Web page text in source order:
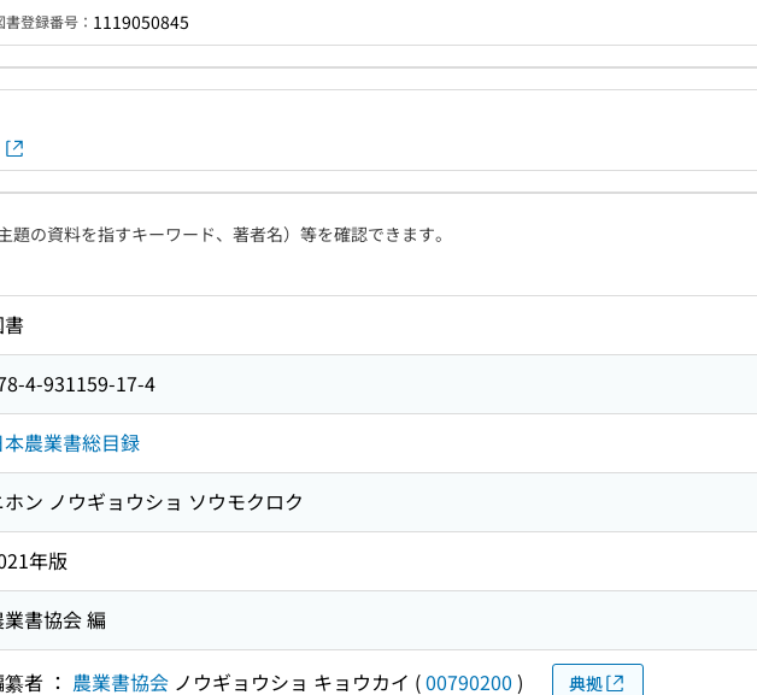
書登録番号： 1119050845
題の資料を指すキーワード、著者名）等を確認できます。
4-931159-17-4
本農業書総目録
ホン ノウギョウショ ソウモクロク
年版
業書協会 編
者 ： 農業書協会 ノウギョウショ キョウカイ (00790200 ) 典拠